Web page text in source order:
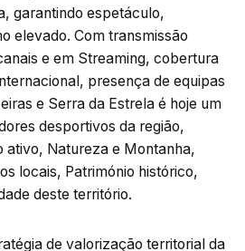
garantindo espetáculo,
elevado. Com transmissão
e em Streaming, cobertura
presença de equipas
e Serra da Estrela é hoje um
desportivos da região,
ativo, Natureza e Montanha,
locais, Património histórico,
deste território.
de valorização territorial da